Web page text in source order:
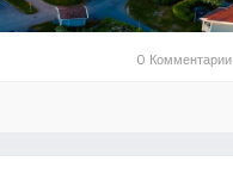
0 Комментарии